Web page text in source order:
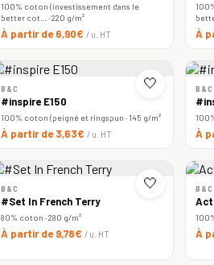
100% coton (investissement dans le
better cot… · 220 g/m²
À partir de 6,90€ / u. HT À
🤍
B&C
#inspire E150
100% coton (peigné et ringspun · 145 g/m²
À partir de 3,63€ / u. HT
B&C
À
🤍
B&C
#Set In French Terry
80% coton · 280 g/m²
À partir de 9,78€ / u. HT
B&C
À